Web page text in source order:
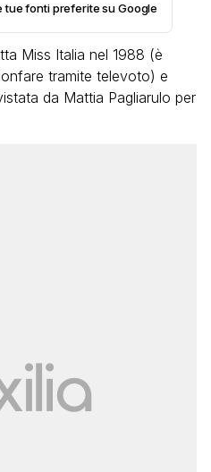
tue fonti preferite su Google
Miss Italia nel 1988 (è
tramite televoto) e
da Mattia Pagliarulo per